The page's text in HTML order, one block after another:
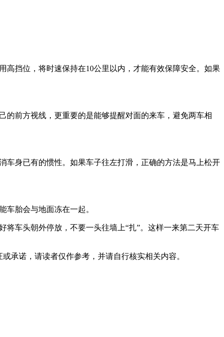
挡位，将时速保持在10公里以内，才能有效保障安全。如果
的前方视线，更重要的是能够提醒对面的来车，避免两车相
车身已有的惯性。如果车子往左打滑，正确的方法是马上松开
车胎会与地面冻在一起。
车头朝外停放，不要一头往墙上“扎”。这样一来第二天开车
承诺，请读者仅作参考，并请自行核实相关内容。